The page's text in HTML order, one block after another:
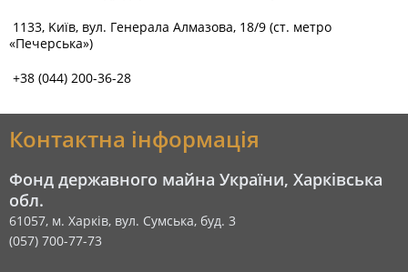
1133, Kиїв, вул. Генерала Алмазова, 18/9 (ст. метро
«Печерська»)
+38 (044) 200-36-28
Контактна інформація
Фонд державного майна України, Харківська
обл.
61057, м. Харків, вул. Сумська, буд. 3
(057) 700-77-73